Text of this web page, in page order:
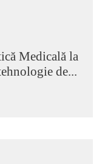
Medicală la
de...